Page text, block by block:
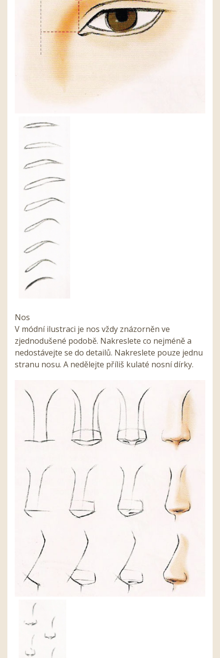
Nos
V módní ilustraci je nos vždy znázorněn ve
zjednodušené podobě. Nakreslete co nejméně a
nedostávejte se do detailů. Nakreslete pouze jednu
stranu nosu. A nedělejte příliš kulaté nosní dírky.